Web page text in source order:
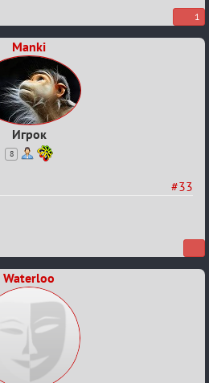
1
Manki
Игрок
8
#33
Waterloo